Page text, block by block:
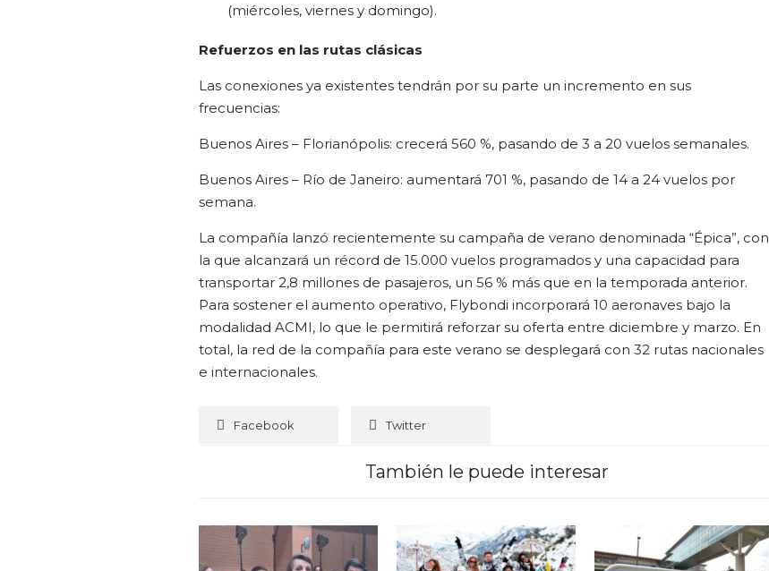
(miércoles, viernes y domingo).
Refuerzos en las rutas clásicas
Las conexiones ya existentes tendrán por su parte un incremento en sus
frecuencias:
Buenos Aires – Florianópolis: crecerá 560 %, pasando de 3 a 20 vuelos semanales.
Buenos Aires – Río de Janeiro: aumentará 701 %, pasando de 14 a 24 vuelos por
semana.
La compañía lanzó recientemente su campaña de verano denominada “Épica”, con
la que alcanzará un récord de 15.000 vuelos programados y una capacidad para
transportar 2,8 millones de pasajeros, un 56 % más que en la temporada anterior.
Para sostener el aumento operativo, Flybondi incorporará 10 aeronaves bajo la
modalidad ACMI, lo que le permitirá reforzar su oferta entre diciembre y marzo. En
total, la red de la compañía para este verano se desplegará con 32 rutas nacionales
e internacionales.
Facebook Twitter
También le puede interesar